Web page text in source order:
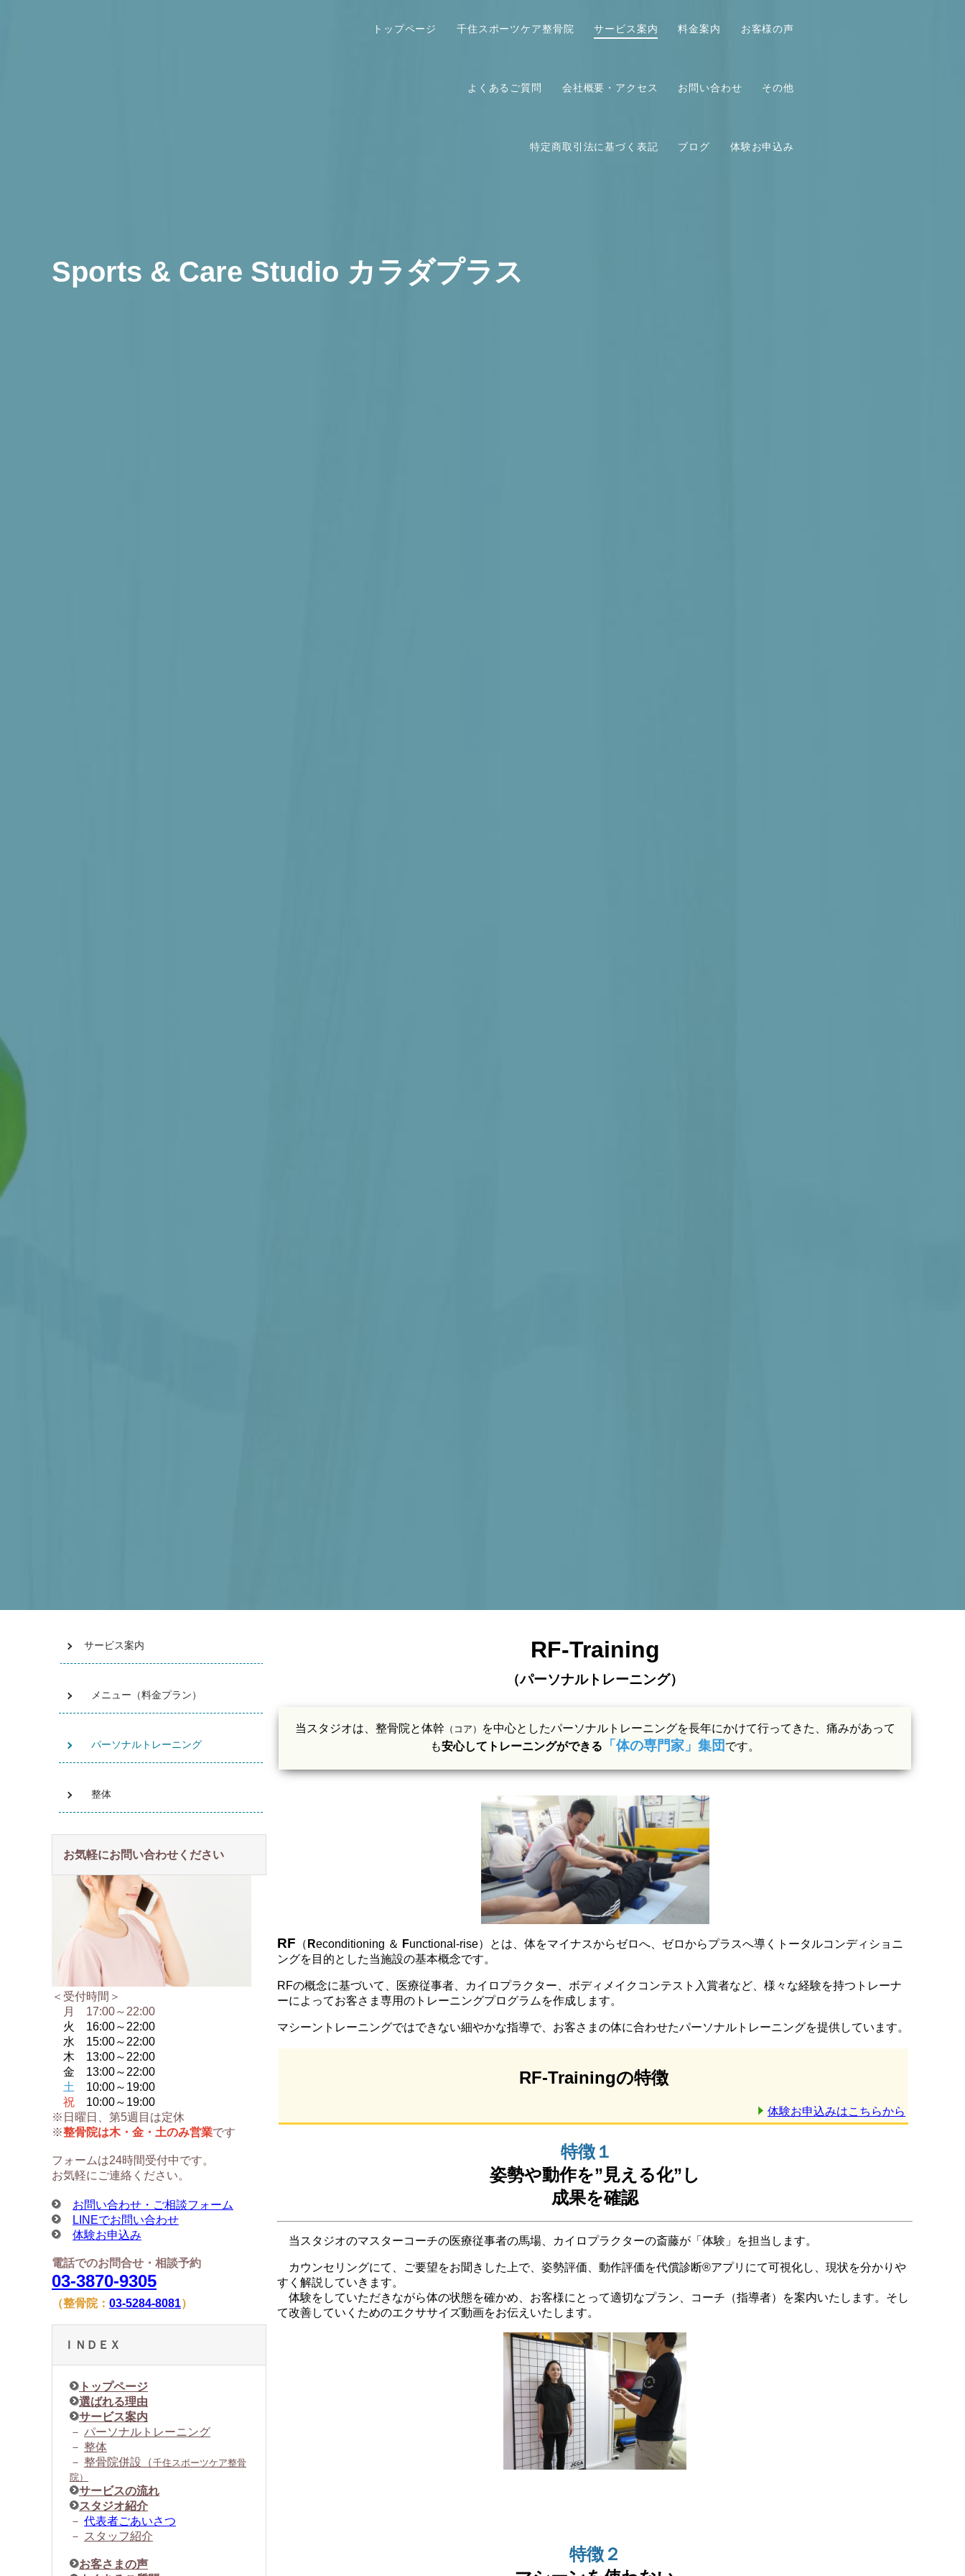
トップページ 千住スポーツケア整骨院 サービス案内 料金案内 お客様の声
よくあるご質問 会社概要・アクセス お問い合わせ その他
特定商取引法に基づく表記 ブログ 体験お申込み
Sports & Care Studio カラダプラス
サービス案内
メニュー（料金プラン）
パーソナルトレーニング
整体
お気軽にお問い合わせください
＜受付時間＞
月 17:00～22:00
火 16:00～ 22:00
水 15:00～ 22:00
木 13:00～ 22:00
金 13:00～ 22:00
土
10:00～19:00
祝 10:00～19:00
※日曜日、第5週目は定休
※整骨院は木・金・土のみ営業です
フォームは24時間受付中です。
お気軽にご連絡ください。
お問い合わせ・ご相談フォーム
LINEでお問い合わせ
体験お申込み
電話でのお問合せ・相談予約
03-3870-9305
（整骨院： 03-5284-8081）
ＩＮＤＥＸ
トップページ
選ばれる理由
サービス案内
－ パーソナルトレーニング
－ 整体
－ 整骨院併設（千住スポーツケア整骨
院）
サービスの流れ
スタジオ紹介
－ 代表者ごあいさつ
－ スタッフ紹介
お客さまの声
RF-Training
（パーソナルトレーニング）
当スタジオは、整骨院と体幹 （コア）
を中心としたパーソナルトレーニングを長年にかけて行ってきた、痛みがあって
も安心してトレーニングができる 「体の専門家」集団 です。
RF （ Reconditioning ＆ Functional-rise）とは、体をマイナスからゼロへ、ゼロからプラスへ導くトータルコンディショニ
ングを目的とした当施設の基本概念です。
RFの概念に基づいて、医療従事者、カイロプラクター、ボディメイクコンテスト入賞者など、様々な経験を持つトレーナ
ーによってお客さま専用のトレーニングプログラムを作成します。
マシーントレーニングではできない細やかな指導で、お客さまの体に合わせたパーソナルトレーニングを提供しています。
RF-Trainingの特徴
体験お申込みはこちらから
特徴１
姿勢や動作を”見える化”し
成果を確認
当スタジオのマスターコーチの医療従事者の馬場、カイロプラクターの斎藤が「体験」を担当します。
カウンセリングにて、ご要望をお聞きした上で、姿勢評価、動作評価を代償診断®アプリにて可視化し、現状を分かりや
すく解説していきます。
体験をしていただきながら体の状態を確かめ、お客様にとって適切なプラン、コーチ（指導者）を案内いたします。そし
て改善していくためのエクササイズ動画をお伝えいたします。
特徴２